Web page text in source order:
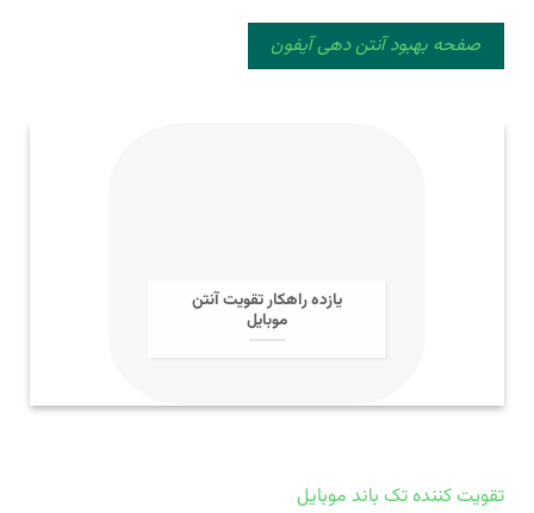
صفحه بهبود آنتن دهی آیفون
یازده راهکار تقویت آنتن
موبایل
تقویت کننده تک باند موبایل